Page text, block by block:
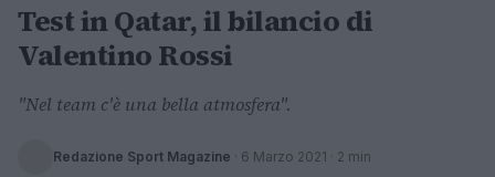
Test in Qatar, il bilancio di
Valentino Rossi
"Nel team c'è una bella atmosfera".
Redazione Sport Magazine · 6 Marzo 2021 · 2 min